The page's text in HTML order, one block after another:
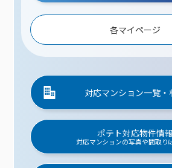
各マイページ
対応マンション一覧・
ポテト対応物件情報
対応マンションの写真や間取り